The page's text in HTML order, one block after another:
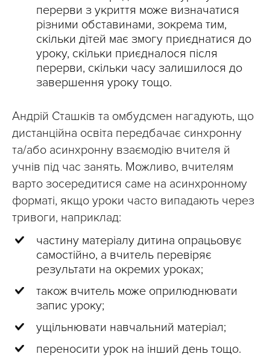
перерви з укриття може визначатися
різними обставинами, зокрема тим,
скільки дітей має змогу приєднатися до
уроку, скільки приєдналося після
перерви, скільки часу залишилося до
завершення уроку тощо.
Андрій Сташків та омбудсмен нагадують, що
дистанційна освіта передбачає синхронну
та/або асинхронну взаємодію вчителя й
учнів під час занять. Можливо, вчителям
варто зосередитися саме на асинхронному
форматі, якщо уроки часто випадають через
тривоги, наприклад:
частину матеріалу дитина опрацьовує
самостійно, а вчитель перевіряє
результати на окремих уроках;
також вчитель може оприлюднювати
запис уроку;
ущільнювати навчальний матеріал;
переносити урок на інший день тощо.